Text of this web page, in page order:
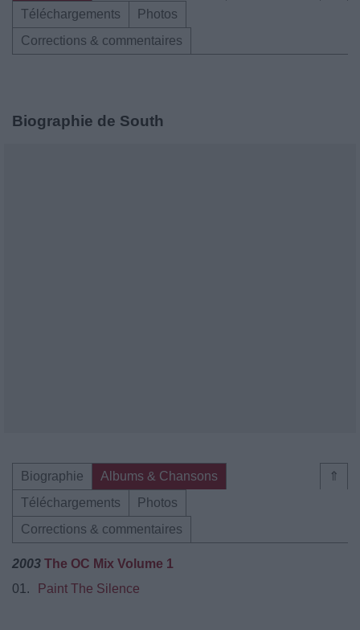
Téléchargements
Photos
Corrections & commentaires
Biographie de South
⇑
Biographie
Albums & Chansons
Téléchargements
Photos
Corrections & commentaires
2003 The OC Mix Volume 1
01.
Paint The Silence